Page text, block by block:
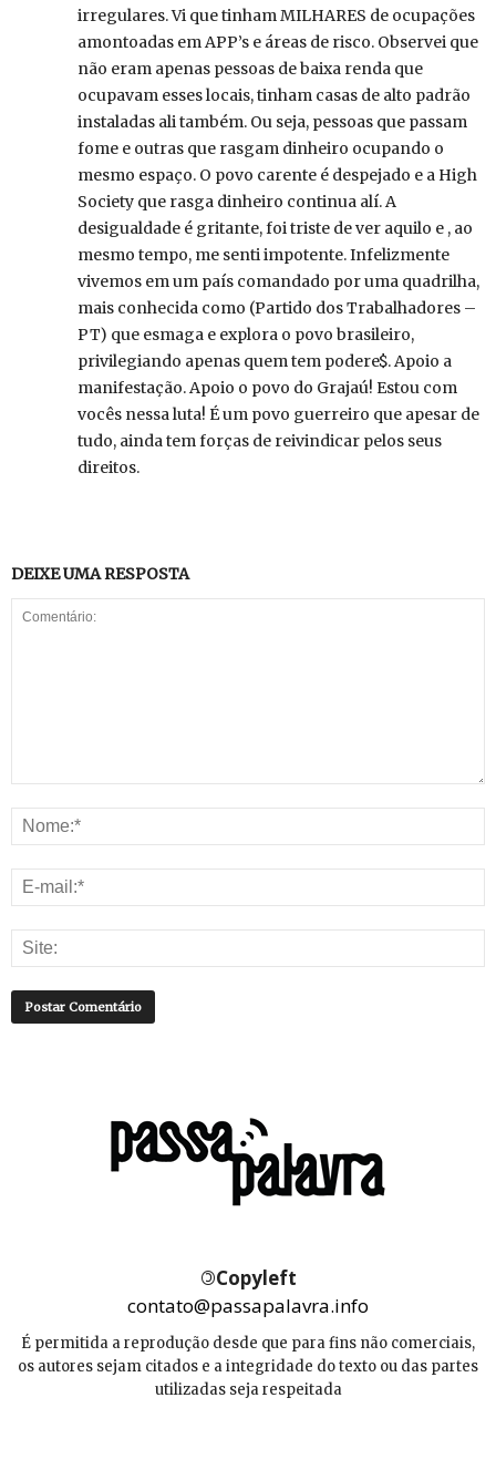
irregulares. Vi que tinham MILHARES de ocupações
amontoadas em APP’s e áreas de risco. Observei que
não eram apenas pessoas de baixa renda que
ocupavam esses locais, tinham casas de alto padrão
instaladas ali também. Ou seja, pessoas que passam
fome e outras que rasgam dinheiro ocupando o
mesmo espaço. O povo carente é despejado e a High
Society que rasga dinheiro continua alí. A
desigualdade é gritante, foi triste de ver aquilo e , ao
mesmo tempo, me senti impotente. Infelizmente
vivemos em um país comandado por uma quadrilha,
mais conhecida como (Partido dos Trabalhadores –
PT) que esmaga e explora o povo brasileiro,
privilegiando apenas quem tem podere$. Apoio a
manifestação. Apoio o povo do Grajaú! Estou com
vocês nessa luta! É um povo guerreiro que apesar de
tudo, ainda tem forças de reivindicar pelos seus
direitos.
DEIXE UMA RESPOSTA
©Copyleft
contato@passapalavra.info
É permitida a reprodução desde que para fins não comerciais,
os autores sejam citados e a integridade do texto ou das partes
utilizadas seja respeitada